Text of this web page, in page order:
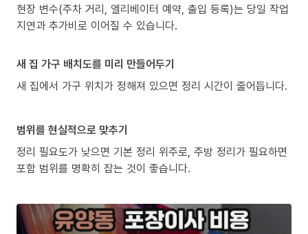
현장 변수(주차 거리, 엘리베이터 예약, 출입 등록)는 당일 작업
지연과 추가비로 이어질 수 있습니다.
새 집 가구 배치도를 미리 만들어두기
새 집에서 가구 위치가 정해져 있으면 정리 시간이 줄어듭니다.
범위를 현실적으로 맞추기
정리 필요도가 낮으면 기본 정리 위주로, 주방 정리가 필요하면
포함 범위를 명확히 잡는 것이 좋습니다.